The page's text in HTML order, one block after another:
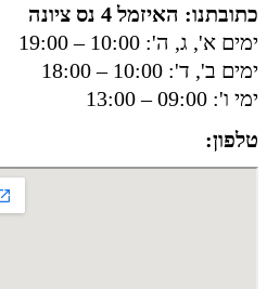
כתובתנו: האיזמל 4 נס ציונה
ימים א', ג, ה': 10:00 – 19:00
ימים ב', ד': 10:00 – 18:00
ימי ו': 09:00 – 13:00
טלפון: